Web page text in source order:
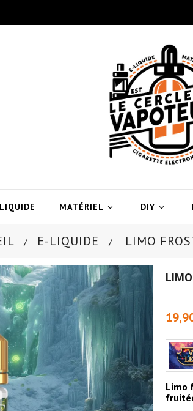

MATÉRIEL 
DIY
E-LIQUIDE LIMO
Limo